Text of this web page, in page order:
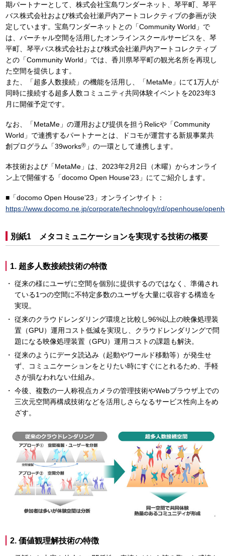
期パートナーとして、株式会社宝島ワンダーネット、琴平町、琴平
バス株式会社および株式会社瀬戸内アートコレクティブの参画が決
定しています。宝島ワンダーネットとの「Community World」で
は、バーチャル空間を活用したオンラインスクールサービスを、琴
平町、琴平バス株式会社および株式会社瀬戸内アートコレクティブ
との「Community World」では、香川県琴平町の観光名所を再現し
た空間を提供します。
また、「超多人数接続」の機能を活用し、「MetaMe」にて1万人が
同時に接続する超多人数コミュニティ共同体験イベントを2023年3
月に開催予定です。
なお、「MetaMe」の運用および提供を担うRelicや「Community
World」で連携するパートナーとは、ドコモが運営する新規事業共
創プログラム「39works® 」の一環として連携します。
本技術および「MetaMe」は、2023年2月2日（木曜）からオンライ
ン上で開催する「docomo Open House’23」にてご紹介します。
■「docomo Open House’23」オンラインサイト：
https://www.docomo.ne.jp/corporate/technology/rd/openhouse/
別紙1 メタコミュニケーションを実現する技術の概要
1. 超多人数接続技術の特徴
従来の様にユーザに空間を個別に提供するのではなく、準備され
ている1つの空間に不特定多数のユーザを大量に収容する構造を
実現。
従来のクラウドレンダリング環境と比較し96%以上の映像処理装
置（GPU）運用コスト低減を実現し、クラウドレンダリングで問
題になる映像処理装置（GPU）運用コストの課題も解決。
従来のようにデータ読込み（起動やワールド移動等）が発生せ
ず、コミュニケーションをとりたい時にすぐにとれるため、手軽
さが損なわれない仕組み。
今後、複数の一人称視点カメラの管理技術やWebブラウザ上での
三次元空間再構成技術などを活用しさらなるサービス性向上をめ
ざす。
2. 価値観理解技術の特徴